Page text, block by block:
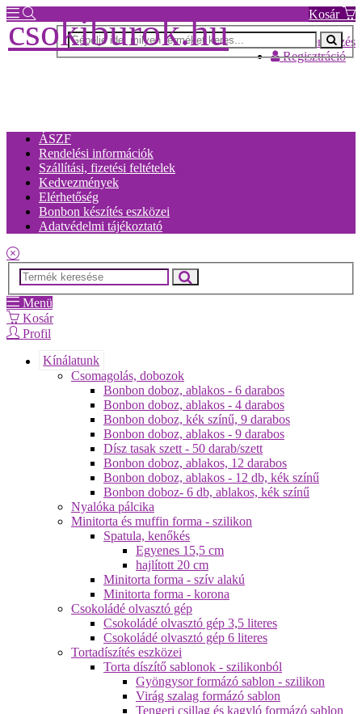
Kosár
Bejelentkezés
Regisztráció
csokiburok.hu
ÁSZF
Rendelési információk
Szállítási, fizetési feltételek
Kedvezmények
Elérhetőség
Bonbon készítés eszközei
Adatvédelmi tájékoztató
Menü
Kosár
Profil
Kínálatunk
Csomagolás, dobozok
Bonbon doboz, ablakos - 6 darabos
Bonbon doboz, ablakos - 4 darabos
Bonbon doboz, kék színű, 9 darabos
Bonbon doboz, ablakos - 9 darabos
Dísz tasak szett - 50 darab/szett
Bonbon doboz, ablakos, 12 darabos
Bonbon doboz, ablakos - 12 db, kék színű
Bonbon doboz- 6 db, ablakos, kék színű
Nyalóka pálcika
Minitorta és muffin forma - szilikon
Spatula, kenőkés
Egyenes 15,5 cm
hajlított 20 cm
Minitorta forma - szív alakú
Minitorta forma - korona
Csokoládé olvasztó gép
Csokoládé olvasztó gép 3,5 literes
Csokoládé olvasztó gép 6 literes
Tortadíszítés eszközei
Torta díszítő sablonok - szilikonból
Gyöngysor formázó sablon - szilikon
Virág szalag formázó sablon
Tengeri csillag és kagyló formázó sablon